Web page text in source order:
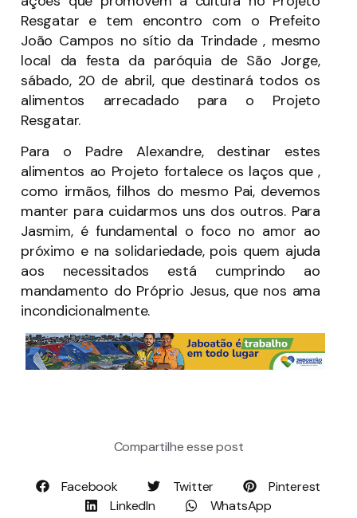
Resgatar e tem encontro com o Prefeito
João Campos no sítio da Trindade , mesmo
local da festa da paróquia de São Jorge,
sábado, 20 de abril, que destinará todos os
alimentos arrecadado para o Projeto
Resgatar.
Para o Padre Alexandre, destinar estes
alimentos ao Projeto fortalece os laços que ,
como irmãos, filhos do mesmo Pai, devemos
manter para cuidarmos uns dos outros. Para
Jasmim, é fundamental o foco no amor ao
próximo e na solidariedade, pois quem ajuda
aos necessitados está cumprindo ao
mandamento do Próprio Jesus, que nos ama
incondicionalmente.
Compartilhe esse post
Facebook Twitter
Pinterest
LinkedIn
WhatsApp